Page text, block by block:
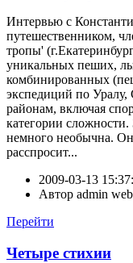
Интервью с
путешественником,
тропы'
уникальных пеших,
комбинированных
экспедиций по
районам, включая
категории
немного необычна.
расспросит...
2009-03-13
Автор admin
Перейти
Четыре стихии